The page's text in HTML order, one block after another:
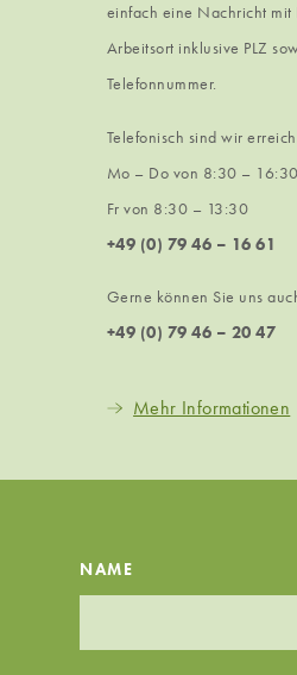
einfach eine Nachricht mit
Arbeitsort inklusive PLZ
Telefonnummer.
Telefonisch sind wir
Mo – Do von 8:30 – 16:30
Fr von 8:30 – 13:30
+49 (0) 79 46 – 16 61
Gerne können Sie uns
+49 (0) 79 46 – 20 47
Mehr Informationen
NAME